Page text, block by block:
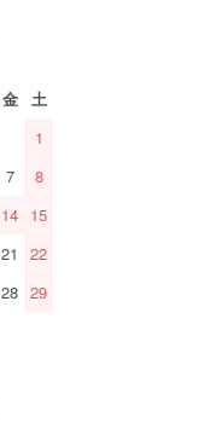
金
土
1
7
8
14 15
21
22
28 29